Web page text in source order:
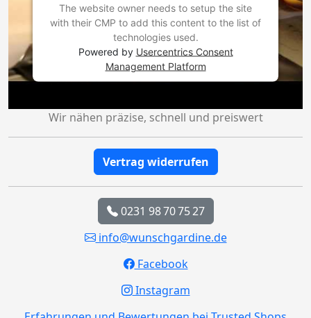
The website owner needs to setup the site
with their CMP to add this content to the list of
technologies used.
Powered by Usercentrics Consent
Management Platform
Wir nähen präzise, schnell und preiswert
Vertrag widerrufen
0231 98 70 75 27
info@wunschgardine.de
Facebook
Instagram